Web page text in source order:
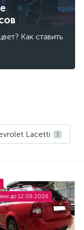
Как ставить
Lacetti 3
до 12.08.2026